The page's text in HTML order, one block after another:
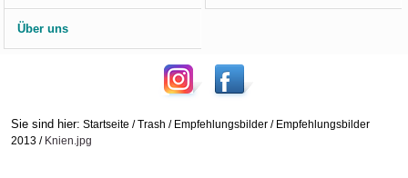
Über uns
Sie sind hier: Startseite /Trash / Empfehlungsbilder / Empfehlungsbilder
2013 / Knien.jpg